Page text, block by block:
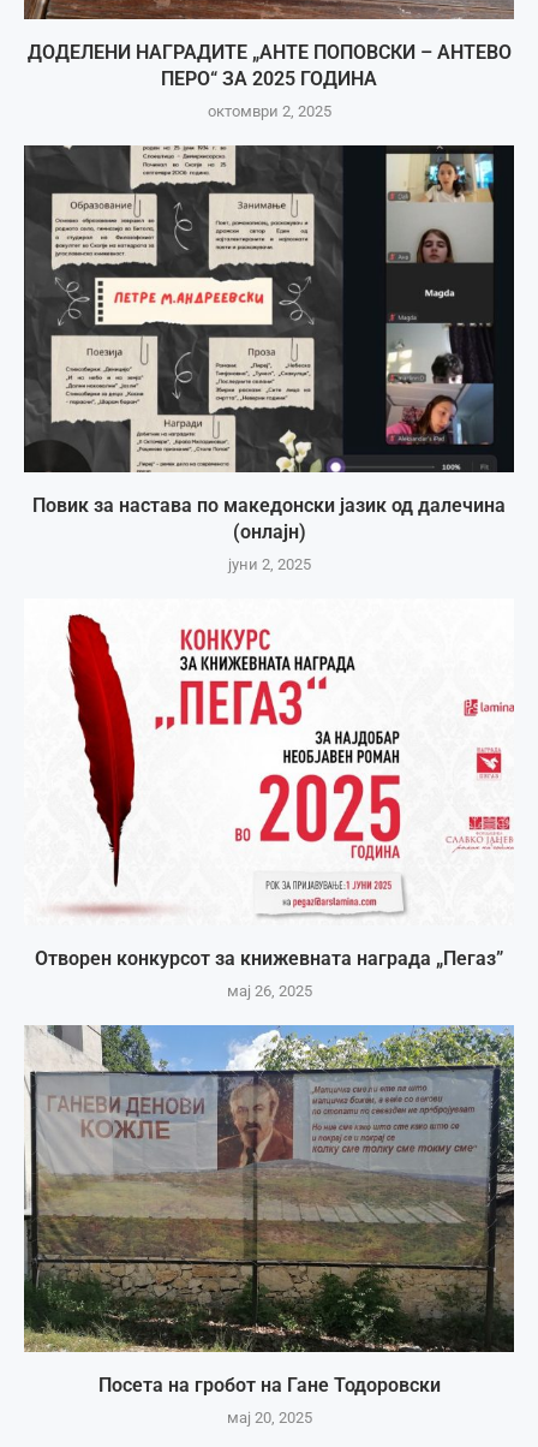
ДОДЕЛЕНИ НАГРАДИТЕ „АНТЕ ПОПОВСКИ – АНТЕВО
ПЕРО“ ЗА 2025 ГОДИНА
октомври 2, 2025
Повик за настава по македонски јазик од далечина
(онлајн)
јуни 2, 2025
Отворен конкурсот за книжевната награда „Пегаз”
мај 26, 2025
Посета на гробот на Гане Тодоровски
мај 20, 2025